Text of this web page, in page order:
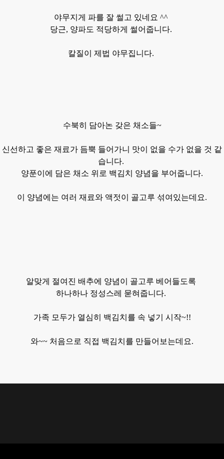
야무지게 파를 잘 썰고 있네요 ^^
당근, 양파도 적당하게 썰어줍니다.
칼질이 제법 야무집니다.
수북히 담아논 갖은 채소들~
신선하고 좋은 재료가 듬뿍 들어가니 맛이 없을 수가 없을 것 같
습니다.
양푼이에 담은 채소 위로 백김치 양념을 부어줍니다.
이 양념에는 여러 재료와 액젓이 골고루 섞여있는데요.
알맞게 절여진 배추에 양념이 골고루 베어들도록
하나하나 정성스레 묻혀줍니다.
가족 모두가 열심히 백김치를 속 넣기 시작~!!
와~~ 처음으로 직접 백김치를 만들어보는데요.